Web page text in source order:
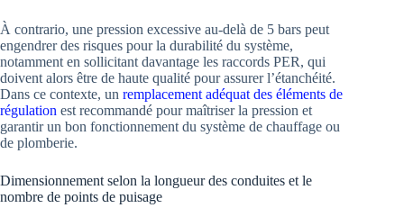
À contrario, une pression excessive au-delà de 5 bars peut
engendrer des risques pour la durabilité du système,
notamment en sollicitant davantage les raccords PER, qui
doivent alors être de haute qualité pour assurer l’étanchéité.
Dans ce contexte, un remplacement adéquat des éléments de
régulation est recommandé pour maîtriser la pression et
garantir un bon fonctionnement du système de chauffage ou
de plomberie.
Dimensionnement selon la longueur des conduites et le
nombre de points de puisage